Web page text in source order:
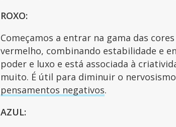
ROXO:
Começamos a entrar na gama das
vermelho, combinando estabilidade e
poder e luxo e está associada à
muito. É útil para diminuir o
pensamentos negativos.
AZUL: